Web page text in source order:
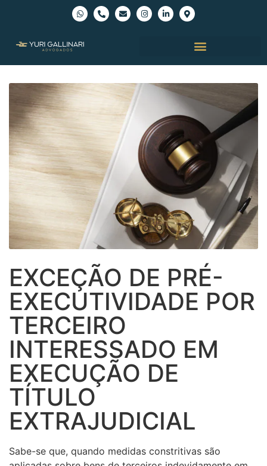
EXCEÇÃO DE PRÉ-
EXECUTIVIDADE POR
TERCEIRO
INTERESSADO EM
EXECUÇÃO DE
TÍTULO
EXTRAJUDICIAL
Sabe-se que, quando medidas constritivas são